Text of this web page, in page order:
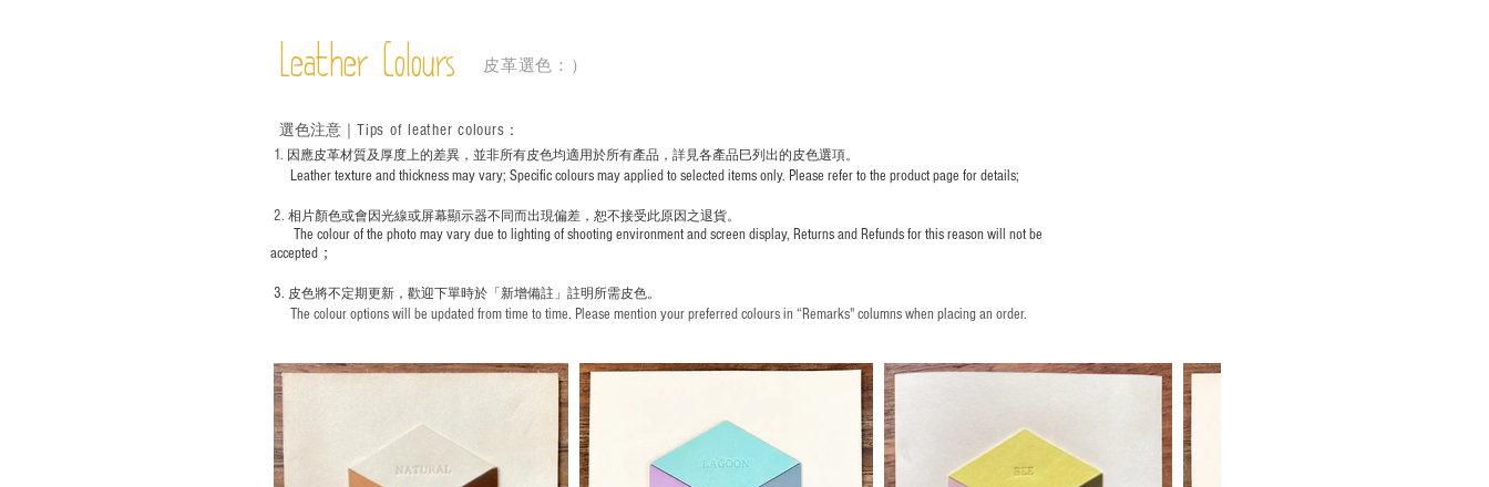
Leather Colours 皮革選色：）
1. ​ 因應皮革材質及厚度上的差異，並非所有皮色均適用於所有產品，詳見各產品巳列出的皮色選項。
Leather texture and thickness may vary; Specific colours may applied to selected items only. Please refer to the product page for details;
2. 相片顏色或會因光線或屏幕顯示器不同而出現偏差，恕不接受此原因之退貨。
The colour of the photo may vary due to lighting of shooting environment and screen display, Returns and Refunds for this reason will not be
accepted；
3. 皮色將不定期更新，歡迎下單時於「新增備註」註明 所需皮色。
The colour options will be updated from time to time. Please mention your preferred colours in “Remarks" columns when placing an order.
選色注意｜ Tips of leather colours ：